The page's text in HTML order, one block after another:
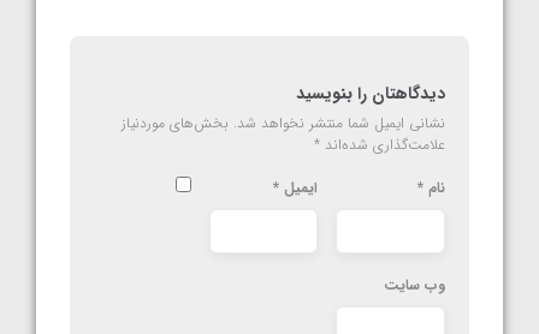
دیدگاهتان را بنویسید
نشانی ایمیل شما منتشر نخواهد شد. بخش‌های موردنیاز
علامت‌گذاری شده‌اند *
نام * ایمیل *
وب‌ سایت